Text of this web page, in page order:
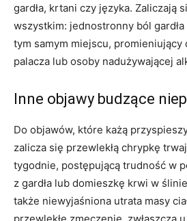
gardła, krtani czy języka. Zaliczają
wszystkim: jednostronny ból
tym samym miejscu, promieniujący
palacza lub osoby nadużywającej
Inne objawy budzące
Do objawów, które każą
zalicza się przewlekłą chrypkę
tygodnie, postępującą trudność w
z gardła lub domieszkę krwi w
także niewyjaśniona utrata masy